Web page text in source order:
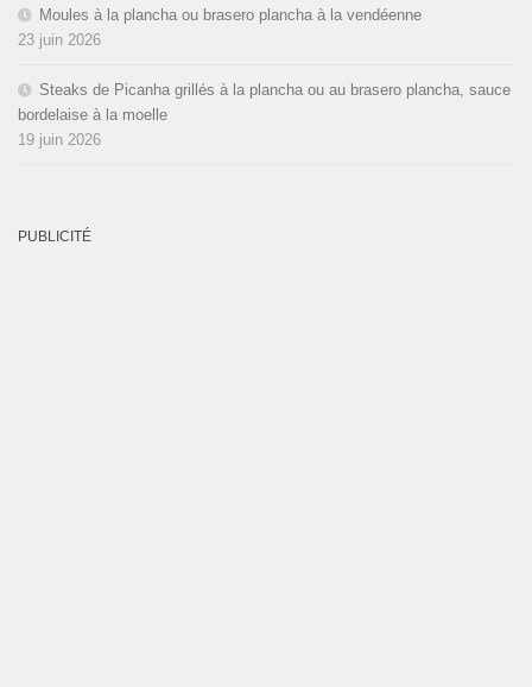
Moules à la plancha ou brasero plancha à la vendéenne
23 juin 2026
Steaks de Picanha grillés à la plancha ou au brasero plancha, sauce
bordelaise à la moelle
19 juin 2026
PUBLICITÉ